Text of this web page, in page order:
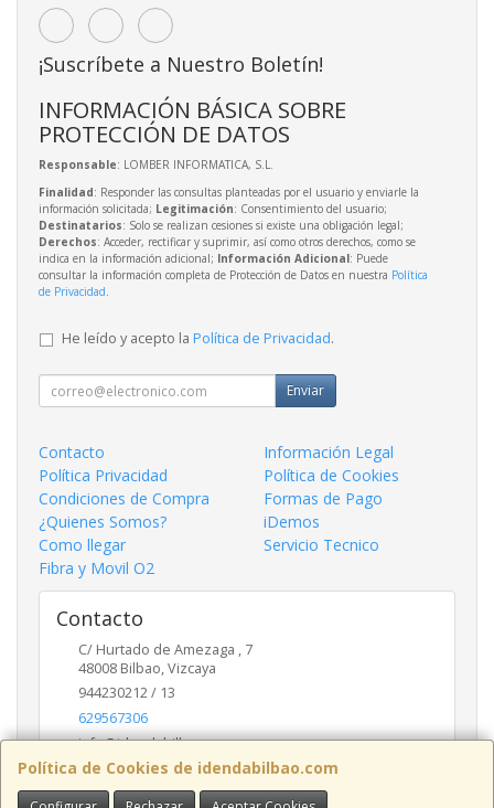
Política de Cookies de idendabilbao.com
¡Suscríbete a Nuestro Boletín!
INFORMACIÓN BÁSICA SOBRE
PROTECCIÓN DE DATOS
Responsable: LOMBER INFORMATICA, S.L.
Finalidad: Responder las consultas planteadas por el usuario y enviarle la
información solicitada; Legitimación: Consentimiento del usuario;
Destinatarios: Solo se realizan cesiones si existe una obligación legal;
Derechos: Acceder, rectificar y suprimir, así como otros derechos, como se
indica en la información adicional; Información Adicional: Puede
consultar la información completa de Protección de Datos en nuestra Política
de Privacidad.
He leído y acepto la Política de Privacidad.
Enviar
Contacto
Información Legal
Política Privacidad
Política de Cookies
Condiciones de Compra
Formas de Pago
¿Quienes Somos?
iDemos
Como llegar
Servicio Tecnico
Fibra y Movil O2
Contacto
C/ Hurtado de Amezaga , 7
48008 Bilbao,Vizcaya
944230212 / 13
629567306
info@idendabilbao.com